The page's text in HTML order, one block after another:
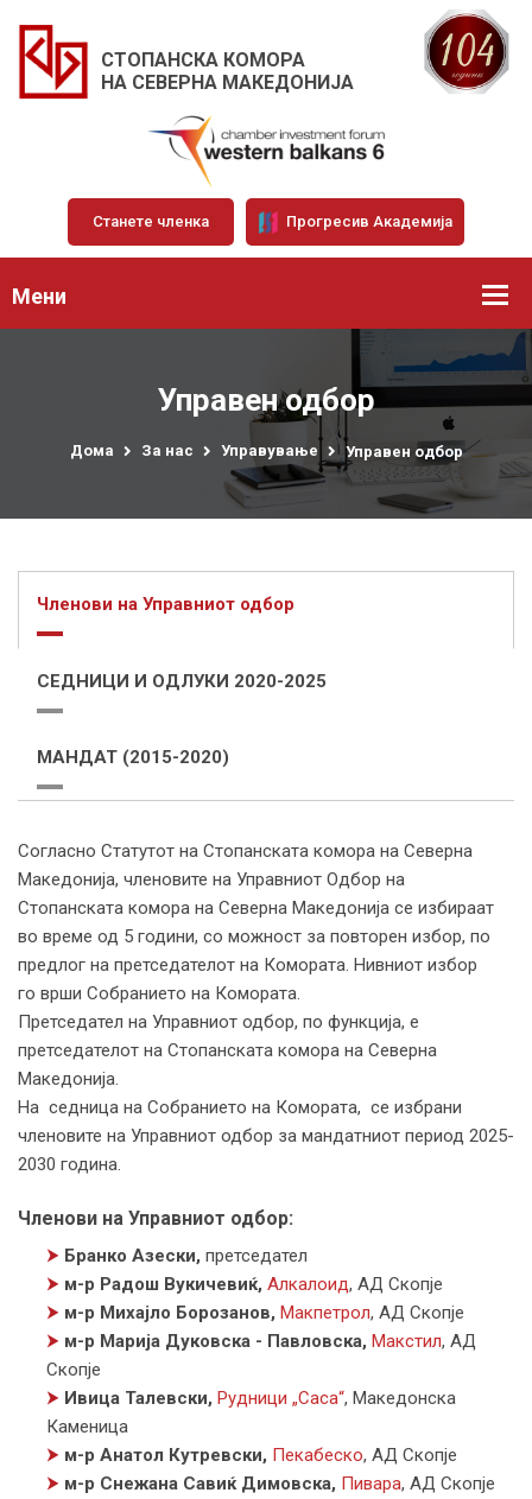
СТОПАНСКА КОМОРА
НА СЕВЕРНА МАКЕДОНИЈА
Станете членка Прогресив Академија
Мени
Управен одбор
Дома За нас Управување Управен одбор
Членови на Управниот одбор
СЕДНИЦИ И ОДЛУКИ 2020-2025
МАНДАТ (2015-2020)
Согласно Статутот на Стопанската комора на Северна
Македонија, членовите на Управниот Одбор на
Стопанската комора на Северна Македонија се избираат
во време од 5 години, со можност за повторен избор, по
предлог на претседателот на Комората. Нивниот избор
го врши Собранието на Комората.
Претседател на Управниот одбор, по функција, е
претседателот на Стопанската комора на Северна
Македонија.
На седница на Собранието на Комората, се избрани
членовите на Управниот одбор за мандатниот период 2025-
2030 година.
Членови на Управниот одбор:
⮞ Бранко Азески, претседател
⮞ м-р Радош Вукичевиќ, Алкалоид, АД Скопје
⮞ м-р Михајло Борозанов, Макпетрол, АД Скопје
⮞ м-р Марија Дуковска - Павловска, Макстил, АД
Скопје
⮞ Ивица Талевски, Рудници „Саса“, Македонска
Каменица
⮞ м-р Анатол Кутревски, Пекабеско, АД Скопје
⮞ м-р Снежана Савиќ Димовска, Пивара, АД Скопје